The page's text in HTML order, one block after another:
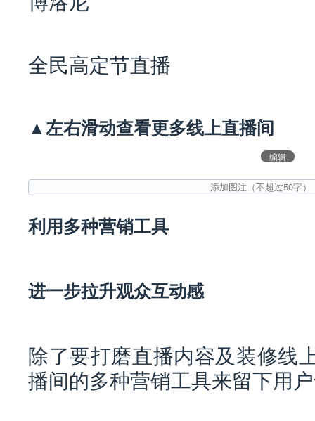
全民高定节直播
▲左右滑动查看更多线上直播间
编辑
利用多种营销工具
进一步拉升观众互动感
除了要打磨直播内容及装修线
播间的多种营销工具来留下用